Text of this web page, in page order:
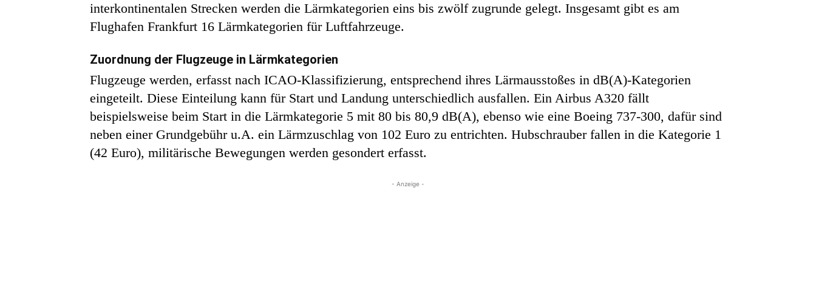
interkontinentalen Strecken werden die Lärmkategorien eins bis zwölf zugrunde gelegt. Insgesamt gibt es am
Flughafen Frankfurt 16 Lärmkategorien für Luftfahrzeuge.
Zuordnung der Flugzeuge in Lärmkategorien
Flugzeuge werden, erfasst nach ICAO-Klassifizierung, entsprechend ihres Lärmausstoßes in dB(A)-Kategorien
eingeteilt. Diese Einteilung kann für Start und Landung unterschiedlich ausfallen. Ein Airbus A320 fällt
beispielsweise beim Start in die Lärmkategorie 5 mit 80 bis 80,9 dB(A), ebenso wie eine Boeing 737-300, dafür sind
neben einer Grundgebühr u.A. ein Lärmzuschlag von 102 Euro zu entrichten. Hubschrauber fallen in die Kategorie 1
(42 Euro), militärische Bewegungen werden gesondert erfasst.
- Anzeige -